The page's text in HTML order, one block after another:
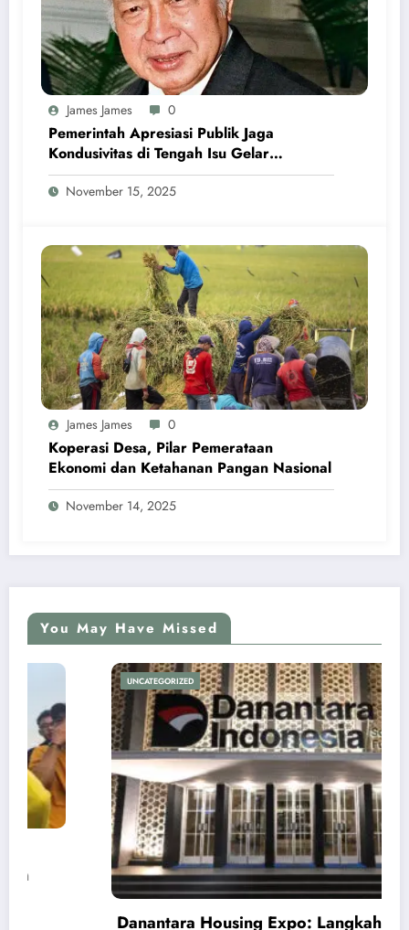
James James 0
Pemerintah Apresiasi Publik Jaga
Kondusivitas di Tengah Isu Gelar
Pahlawan Soeharto
November 15, 2025
James James 0
Koperasi Desa, Pilar Pemerataan
Ekonomi dan Ketahanan Pangan Nasional
November 14, 2025
You May Have Missed
UNCATEGORIZED
Danantara Housing Expo: Langkah Nyata